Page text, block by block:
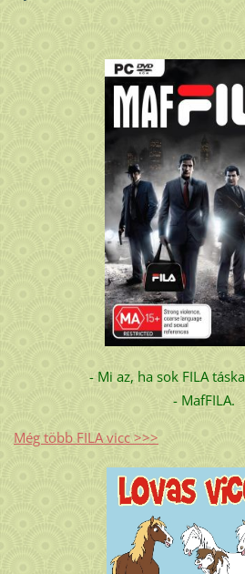
- Mi az, ha sok FILA
- MafFILA.
Még több FILA vicc >>>